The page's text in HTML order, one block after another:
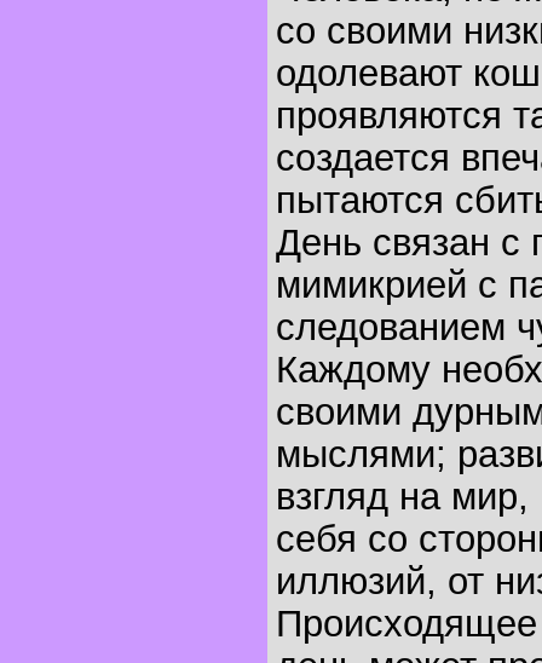
со своими
одолевают
проявляются
создается
пытаются
День связан с
мимикрией с
следованием
Каждому
своими
мыслями;
взгляд на мир,
себя со
иллюзий, от